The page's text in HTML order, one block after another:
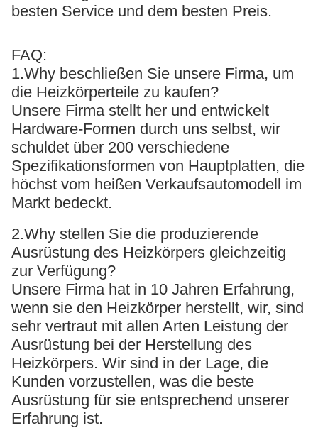
besten Service und dem besten Preis.
FAQ:
1.Why beschließen Sie unsere Firma, um
die Heizkörperteile zu kaufen?
Unsere Firma stellt her und entwickelt
Hardware-Formen durch uns selbst, wir
schuldet über 200 verschiedene
Spezifikationsformen von Hauptplatten, die
höchst vom heißen Verkaufsautomodell im
Markt bedeckt.
2.Why stellen Sie die produzierende
Ausrüstung des Heizkörpers gleichzeitig
zur Verfügung?
Unsere Firma hat in 10 Jahren Erfahrung,
wenn sie den Heizkörper herstellt, wir, sind
sehr vertraut mit allen Arten Leistung der
Ausrüstung bei der Herstellung des
Heizkörpers. Wir sind in der Lage, die
Kunden vorzustellen, was die beste
Ausrüstung für sie entsprechend unserer
Erfahrung ist.